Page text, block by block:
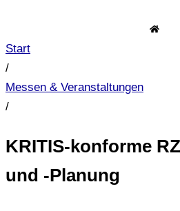
Start
/
Messen & Veranstaltungen
/
KRITIS-konforme
und -Planung